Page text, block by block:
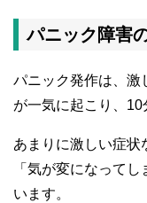
パニック障害
パニック発作は、激
が一気に起こり、10
あまりに激しい症状
「気が変になって
います。